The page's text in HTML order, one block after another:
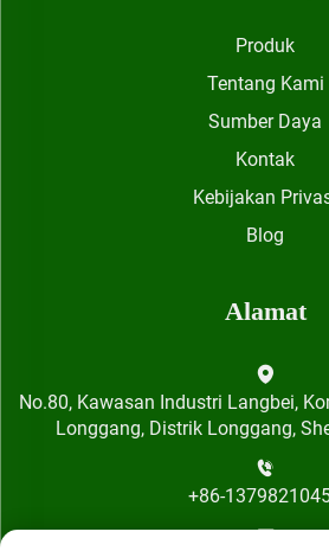
Produk
Tentang Kami
Sumber Daya
Kontak
Kebijakan
Blog
Alamat
No.80, Kawasan Industri Langbei,
Longgang, Distrik Longgang,
+86-